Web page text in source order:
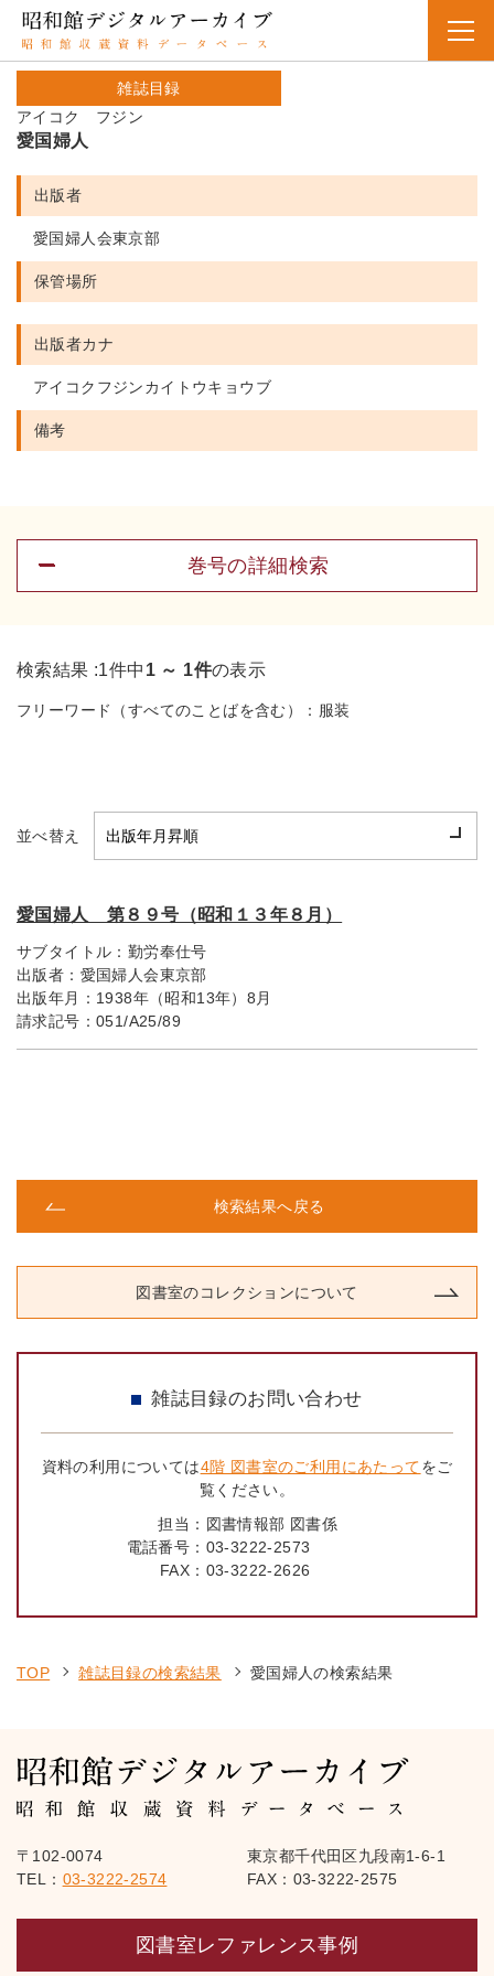
雑誌目録
アイコク フジン
愛国婦人
出版者
愛国婦人会東京部
保管場所
出版者カナ
アイコクフジンカイトウキョウブ
備考
巻号の詳細検索
検索結果 :1件中 1 ～ 1件の表示
フリーワード（すべてのことばを含む）： 服装
並べ替え
愛国婦人 第８９号（昭和１３年８月）
サブタイトル： 勤労奉仕号
出版者： 愛国婦人会東京部
出版年月： 1938年（昭和13年）8月
請求記号： 051/A25/89
検索結果へ戻る
図書室のコレクションについて
雑誌目録のお問い合わせ
資料の利用については4階 図書室のご利用にあたってをご
覧ください。
担当： 図書情報部 図書係
電話番号： 03-3222-2573
FAX： 03-3222-2626
TOP 雑誌目録の検索結果 愛国婦人の検索結果
〒102-0074
東京都千代田区九段南1-6-1
TEL： 03-3222-2574 FAX：03-3222-2575
図書室レファレンス事例